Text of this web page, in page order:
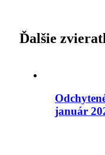
Ďalšie
január